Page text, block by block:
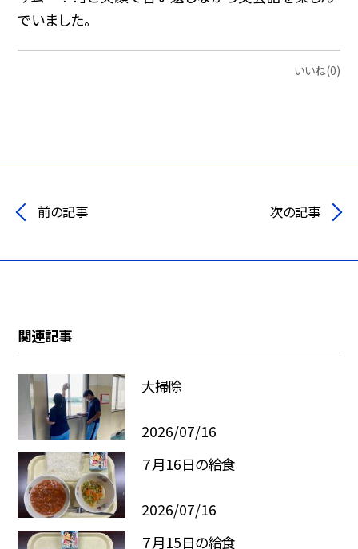
でいました。
いいね(0)
前の記事 次の記事
関連記事
大掃除
2026/07/16
７月16日の給食
2026/07/16
７月15日の給食